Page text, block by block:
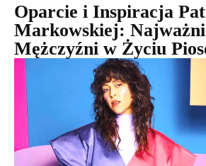
Oparcie i Inspiracja
Markowskiej:
Mężczyźni w Życiu